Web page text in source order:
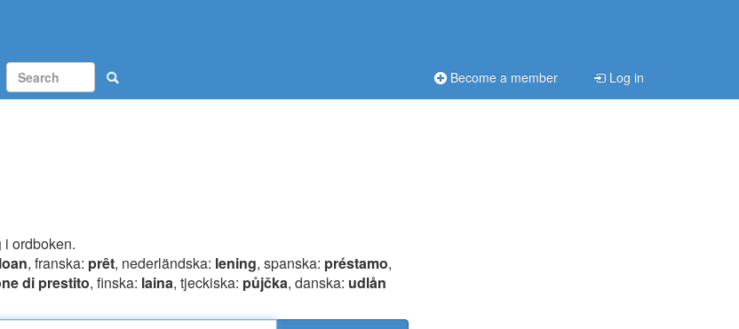
Become a member Log in
i ordboken.
loan, franska: prêt, nederländska: lening, spanska: préstamo,
di prestito, finska: laina, tjeckiska: půjčka, danska: udlån